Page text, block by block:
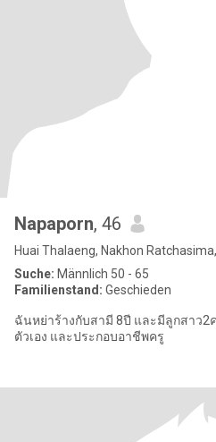
Napaporn, 46
Huai Thalaeng, Nakhon
Suche: Männlich 50 - 65
Familienstand: Geschieden
ฉันหย่าร้างกับสามี 8ปี และมีลูกสาว
ตัวเอง และประกอบอาชีพครู